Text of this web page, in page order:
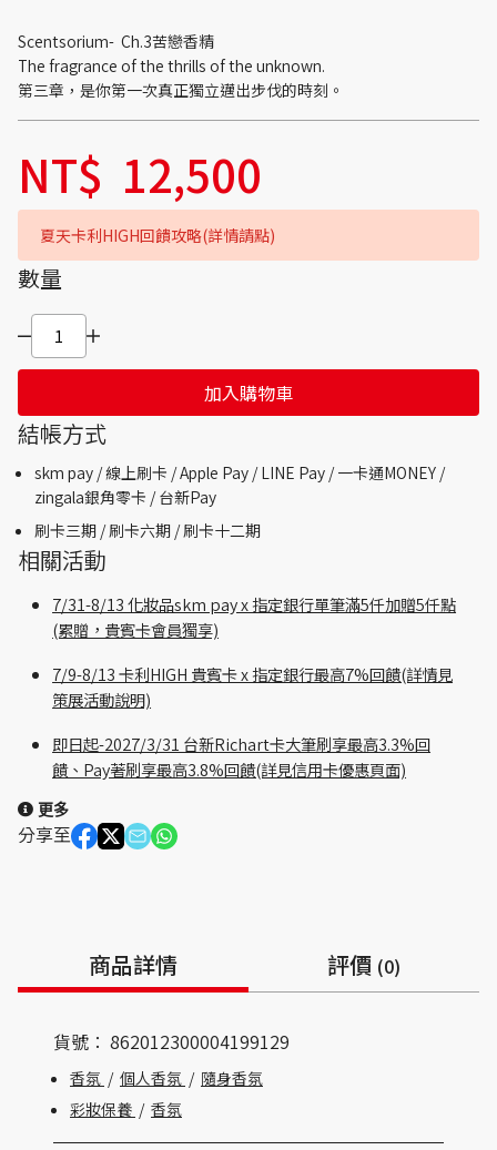
Scentsorium- Ch.3苦戀香精
The fragrance of the thrills of the unknown.
第三章，是你第一次真正獨立邁出步伐的時刻。
NT$ 12,500
夏天卡利HIGH回饋攻略(詳情請點)
數量
加入購物車
結帳方式
skm pay /線上刷卡 / Apple Pay /LINE Pay / 一卡通MONEY /
zingala銀角零卡 /台新Pay
刷卡三期 /刷卡六期 /刷卡十二期
相關活動
7/31-8/13 化妝品skm pay x 指定銀行單筆滿5仟加贈5仟點
(累贈，貴賓卡會員獨享)
7/9-8/13 卡利HIGH 貴賓卡 x 指定銀行最高7%回饋(詳情見
策展活動說明)
即日起-2027/3/31 台新Richart卡大筆刷享最高3.3%回
饋、Pay著刷享最高3.8%回饋(詳見信用卡優惠頁面)
更多
分享至
商品詳情 評價 (0)
貨號： 862012300004199129
香氛 / 個人香氛 / 隨身香氛
彩妝保養 / 香氛